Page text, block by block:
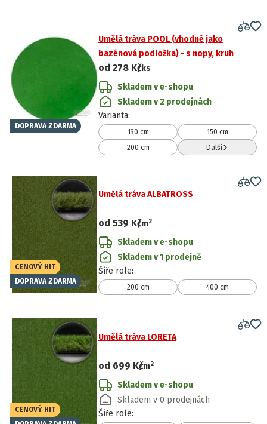
DOPRAVA ZDARMA
Umělá tráva POOL (vhodné jako
bazénová podložka) - s nopy, kruh
od 278 Kč/ks
Skladem v e-shopu
Skladem v 2 prodejnách
Varianta:
130 cm
150 cm
200 cm
Další
CENOVÝ HIT
DOPRAVA ZDARMA
Umělá tráva ALBATROSS
od 539 Kč
/m2
Skladem v e-shopu
Skladem v 1 prodejně
Šíře role:
200 cm 400 cm
CENOVÝ HIT
Umělá tráva LORETA
od 699 Kč
/m2
Skladem v e-shopu
Skladem v 0 prodejnách
Šíře role: